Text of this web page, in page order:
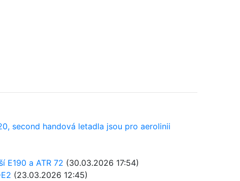
second handová letadla jsou pro aerolinii
E190 a ATR 72 (30.03.2026 17:54)
(23.03.2026 12:45)